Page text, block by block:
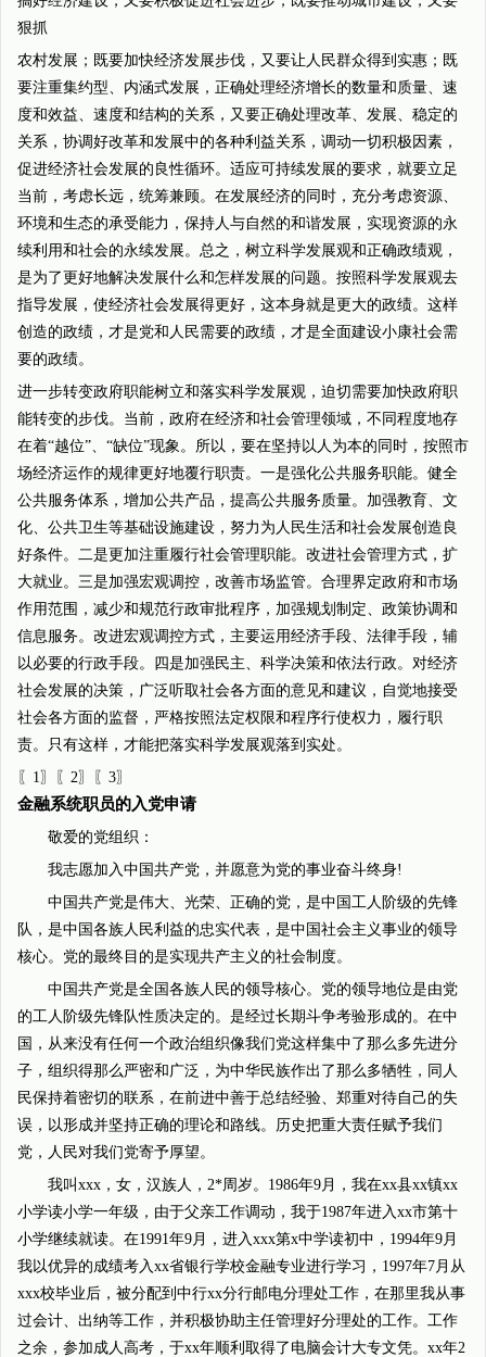
狠抓
农村发展；既要加快经济发展步伐，又要让人民群众得到实惠；既
要注重集约型、内涵式发展，正确处理经济增长的数量和质量、速
度和效益、速度和结构的关系，又要正确处理改革、发展、稳定的
关系，协调好改革和发展中的各种利益关系，调动一切积极因素，
促进经济社会发展的良性循环。适应可持续发展的要求，就要立足
当前，考虑长远，统筹兼顾。在发展经济的同时，充分考虑资源、
环境和生态的承受能力，保持人与自然的和谐发展，实现资源的永
续利用和社会的永续发展。总之，树立科学发展观和正确政绩观，
是为了更好地解决发展什么和怎样发展的问题。按照科学发展观去
指导发展，使经济社会发展得更好，这本身就是更大的政绩。这样
创造的政绩，才是党和人民需要的政绩，才是全面建设小康社会需
要的政绩。
进一步转变政府职能树立和落实科学发展观，迫切需要加快政府职
能转变的步伐。当前，政府在经济和社会管理领域，不同程度地存
在着“越位”、“缺位”现象。所以，要在坚持以人为本的同时，按照市
场经济运作的规律更好地覆行职责。一是强化公共服务职能。健全
公共服务体系，增加公共产品，提高公共服务质量。加强教育、文
化、公共卫生等基础设施建设，努力为人民生活和社会发展创造良
好条件。二是更加注重履行社会管理职能。改进社会管理方式，扩
大就业。三是加强宏观调控，改善市场监管。合理界定政府和市场
作用范围，减少和规范行政审批程序，加强规划制定、政策协调和
信息服务。改进宏观调控方式，主要运用经济手段、法律手段，辅
以必要的行政手段。四是加强民主、科学决策和依法行政。对经济
社会发展的决策，广泛听取社会各方面的意见和建议，自觉地接受
社会各方面的监督，严格按照法定权限和程序行使权力，履行职
责。只有这样，才能把落实科学发展观落到实处。
〖1〗〖2〗〖3〗
金融系统职员的入党申请
敬爱的党组织：
我志愿加入中国共产党，并愿意为党的事业奋斗终身!
中国共产党是伟大、光荣、正确的党，是中国工人阶级的先锋
队，是中国各族人民利益的忠实代表，是中国社会主义事业的领导
核心。党的最终目的是实现共产主义的社会制度。
中国共产党是全国各族人民的领导核心。党的领导地位是由党
的工人阶级先锋队性质决定的。是经过长期斗争考验形成的。在中
国，从来没有任何一个政治组织像我们党这样集中了那么多先进分
子，组织得那么严密和广泛，为中华民族作出了那么多牺牲，同人
民保持着密切的联系，在前进中善于总结经验、郑重对待自己的失
误，以形成并坚持正确的理论和路线。历史把重大责任赋予我们
党，人民对我们党寄予厚望。
我叫xxx，女，汉族人，2*周岁。1986年9月，我在xx县xx镇xx
小学读小学一年级，由于父亲工作调动，我于1987年进入xx市第十
小学继续就读。在1991年9月，进入xxx第x中学读初中，1994年9月
我以优异的成绩考入xx省银行学校金融专业进行学习，1997年7月从
xxx校毕业后，被分配到中行xx分行邮电分理处工作，在那里我从事
过会计、出纳等工作，并积极协助主任管理好分理处的工作。工作
之余，参加成人高考，于xx年顺利取得了电脑会计大专文凭。xx年2